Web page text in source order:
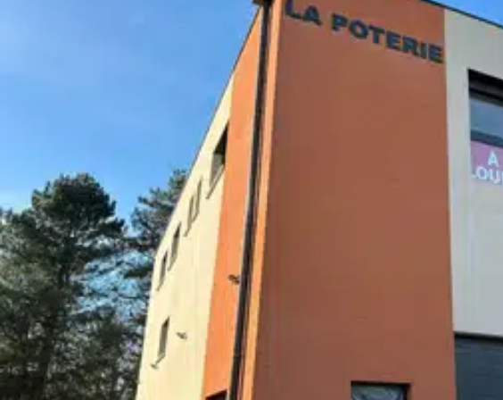
- Boutique de caractère entièrement rénovée
- Exploitation immédiate Conditions financières : Prix de cession du droit au bail
40 € / mois Une opportunité rare de reprendre un local commercial de qualité,
plus recherchées de l'Ouest lyonnais. À noter : Vous pouvez taper '' dans votre
des biens que je propose. Professionnel ancré dans la région, je vous
sous 48h, le conseil en financement via un courtier de confiance, ou encore la
certifié. Contactez-moi pour plus d'informations ou organiser une visite :
- O7 88 99 35 55 Qui mieux qu'un Tourellois pour vous accompagner dans vos